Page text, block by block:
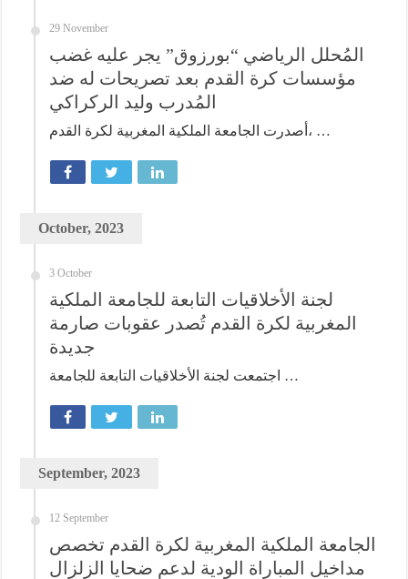
29 November
المُحلل الرياضي “بورزوق” يجر عليه غضب
مؤسسات كرة القدم بعد تصريحات له ضد
المُدرب وليد الركراكي
أصدرت الجامعة الملكية المغربية لكرة القدم، …
October, 2023
3 October
لجنة الأخلاقيات التابعة للجامعة الملكية
المغربية لكرة القدم تُصدر عقوبات صارمة
جديدة
اجتمعت لجنة الأخلاقيات التابعة للجامعة …
September, 2023
12 September
الجامعة الملكية المغربية لكرة القدم تخصص
مداخيل المباراة الودية لدعم ضحايا الزلزال